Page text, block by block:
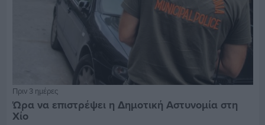
Πριν 3 ημέρες
Ώρα να επιστρέψει η Δημοτική Αστυνομία στη
Χίο